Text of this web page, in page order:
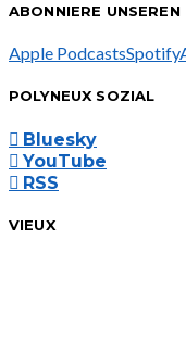
ABONNIERE
Apple PodcastsSpotify
POLYNEUX SOZIAL
Bluesky
YouTube
RSS
VIEUX